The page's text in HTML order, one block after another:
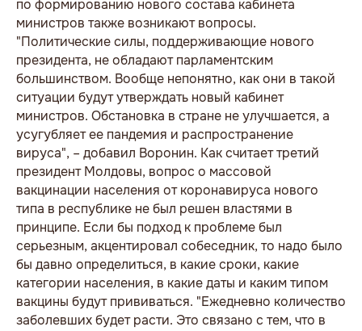
по формированию нового состава кабинета
министров также возникают вопросы.
"Политические силы, поддерживающие нового
президента, не обладают парламентским
большинством. Вообще непонятно, как они в такой
ситуации будут утверждать новый кабинет
министров. Обстановка в стране не улучшается, а
усугубляет ее пандемия и распространение
вируса", – добавил Воронин. Как считает третий
президент Молдовы, вопрос о массовой
вакцинации населения от коронавируса нового
типа в республике не был решен властями в
принципе. Если бы подход к проблеме был
серьезным, акцентировал собеседник, то надо было
бы давно определиться, в какие сроки, какие
категории населения, в какие даты и каким типом
вакцины будут прививаться. "Ежедневно количество
заболевших будет расти. Это связано с тем, что в